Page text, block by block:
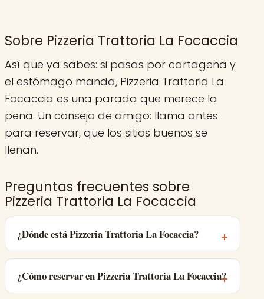
Sobre Pizzeria Trattoria La Focaccia
Así que ya sabes: si pasas por cartagena y
el estómago manda, Pizzeria Trattoria La
Focaccia es una parada que merece la
pena. Un consejo de amigo: llama antes
para reservar, que los sitios buenos se
llenan.
Preguntas frecuentes sobre
Pizzeria Trattoria La Focaccia
¿Dónde está Pizzeria Trattoria La Focaccia?
¿Cómo reservar en Pizzeria Trattoria La Focaccia?